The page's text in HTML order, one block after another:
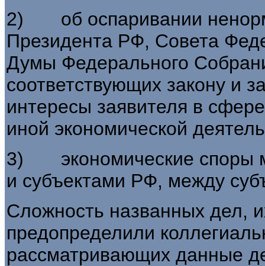
2) об оспаривании
Президента РФ, Совета
Думы Федерального
соответствующих закону и
интересы заявителя в
иной экономической
3) экономические споры
и субъектами РФ, между
Сложность названных дел,
предопределили
рассматривающих данные